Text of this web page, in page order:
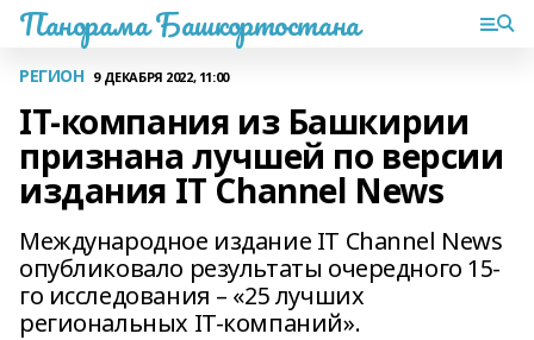
Панорама Башкортостана
РЕГИОН 9 ДЕКАБРЯ 2022, 11:00
IT-компания из Башкирии
признана лучшей по версии
издания IT Channel News
Международное издание IT Channel News
опубликовало результаты очередного 15-
го исследования – «25 лучших
региональных IT-компаний».